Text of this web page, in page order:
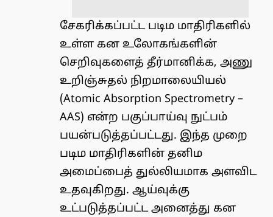
சேகரிக்கப்பட்ட படிம மாதிரிகளில்
உள்ள கன உலோகங்களின்
செறிவுகளைத் தீர்மானிக்க, அணு
உறிஞ்சுதல் நிறமாலையியல்
(Atomic Absorption Spectrometry –
AAS) என்ற பகுப்பாய்வு நுட்பம்
பயன்படுத்தப்பட்டது. இந்த முறை
படிம மாதிரிகளின் தனிம
அமைப்பைத் துல்லியமாக அளவிட
உதவுகிறது. ஆய்வுக்கு
உட்படுத்தப்பட்ட அனைத்து கன